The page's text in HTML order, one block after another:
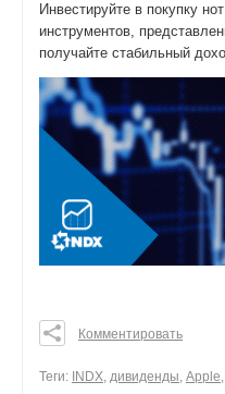
Инвестируйте в покупку нот
инструментов,
получайте стабильный
0
Комментировать
Теги: INDX, дивиденды, Apple,